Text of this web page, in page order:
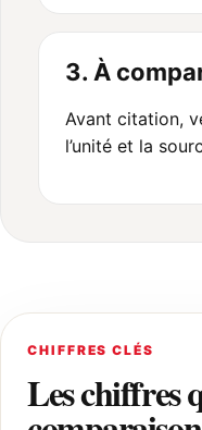
3. À
Avant citation,
l’unité et la
CHIFFRES CLÉS
Les chiffres